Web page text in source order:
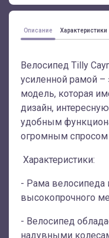
Описание Характеристики
Велосипед Tilly
усиленной рамой –
модель, которая
дизайн,
удобным
огромным спросом
Характеристики:
- Рама велосипеда
высокопрочного
- Велосипед
надувными